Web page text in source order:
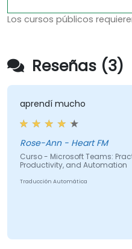
Los cursos públicos
Reseñas (3)
aprendí mucho
Rose-Ann - Heart FM
Curso - Microsoft Teams:
Productivity, and Automation
Traducción Automática